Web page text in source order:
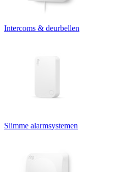
Intercoms & deurbellen
Slimme alarmsystemen